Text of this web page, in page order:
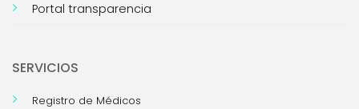
Portal transparencia
SERVICIOS
Registro de Médicos